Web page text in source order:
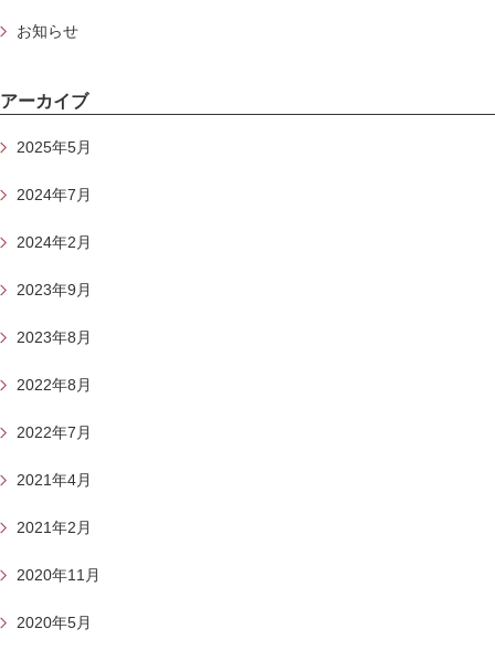
お知らせ
アーカイブ
2025年5月
2024年7月
2024年2月
2023年9月
2023年8月
2022年8月
2022年7月
2021年4月
2021年2月
2020年11月
2020年5月